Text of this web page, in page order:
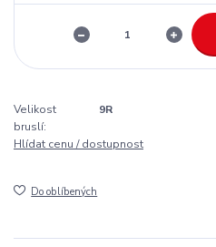
Velikost
bruslí:
9R
Hlídat cenu / dostupnost
Do oblíbených